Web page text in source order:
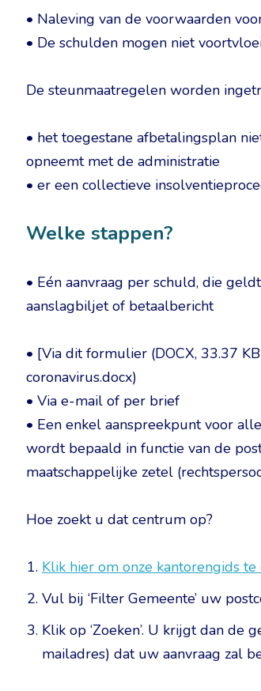
• Naleving van de voorwaarden
• De schulden mogen niet
De steunmaatregelen worden
• het toegestane afbetalingsplan
opneemt met de administratie
• er een collectieve
Welke stappen?
• Eén aanvraag per schuld, die
aanslagbiljet of betaalbericht
• [Via dit formulier (DOCX, 33.37
coronavirus.docx)
• Via e-mail of per brief
• Een enkel aanspreekpunt voor
wordt bepaald in functie van de
maatschappelijke zetel
Hoe zoekt u dat centrum op?
Klik hier om onze kantorengids te
Vul bij ‘Filter Gemeente’ uw
Klik op ‘Zoeken’. U krijgt dan de
mailadres) dat uw aanvraag zal